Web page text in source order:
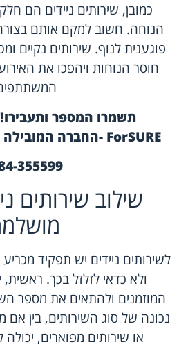
כמובן, שירותים ניידים הם
הנוחה. חשוב למקם אותם
פוגענית לנוף. שירותים נקיים
חוסר הנוחות ויהפכו את
תשמרו המספר
ForSURE -החברה המובילה בשירותים לאירועים
355599
שילוב שירותים
לשירותים ניידים יש תפקיד
ולא כדאי לזלזל בכך.
המוזמנים ולהתאים את מספר
נכונה של סוג השירותים, בין אם
או שירותים מפוארים,